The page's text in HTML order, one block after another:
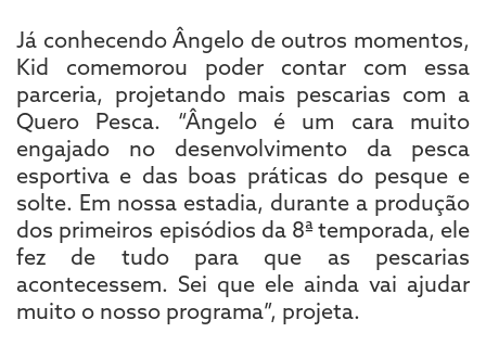
Já conhecendo Ângelo de outros momentos,
Kid comemorou poder contar com essa
parceria, projetando mais pescarias com a
Quero Pesca. “Ângelo é um cara muito
engajado no desenvolvimento da pesca
esportiva e das boas práticas do pesque e
solte. Em nossa estadia, durante a produção
dos primeiros episódios da 8ª temporada, ele
fez de tudo para que as pescarias
acontecessem. Sei que ele ainda vai ajudar
muito o nosso programa”, projeta.